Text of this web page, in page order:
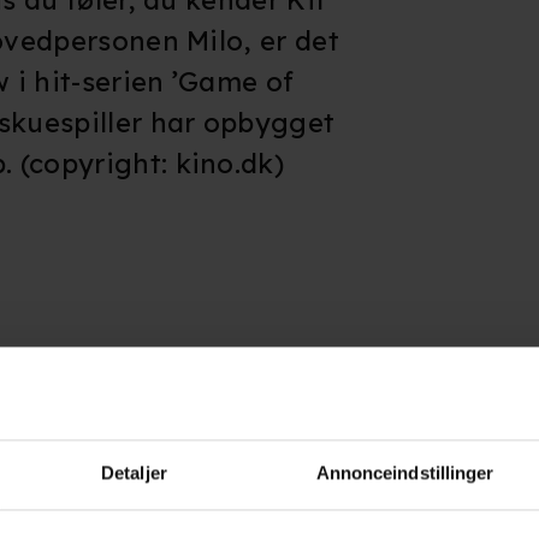
Detaljer Annonceindstillinger
Milo, er det
hit-serien ’Game of
har opbygget
(copyright: kino.dk)